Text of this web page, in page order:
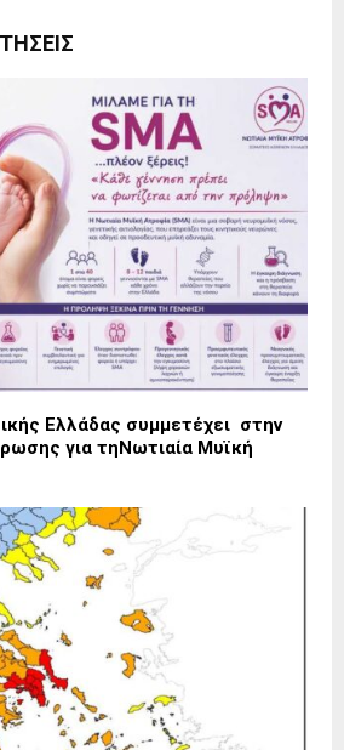
Ελλάδας συμμετέχει στην
για τηΝωτιαία Μυϊκή